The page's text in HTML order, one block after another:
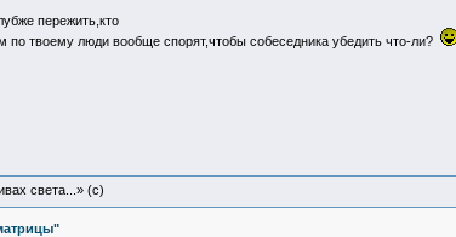
пережить,кто
по твоему люди вообще спорят,чтобы собеседника убедить что-ли?
света...» (c)